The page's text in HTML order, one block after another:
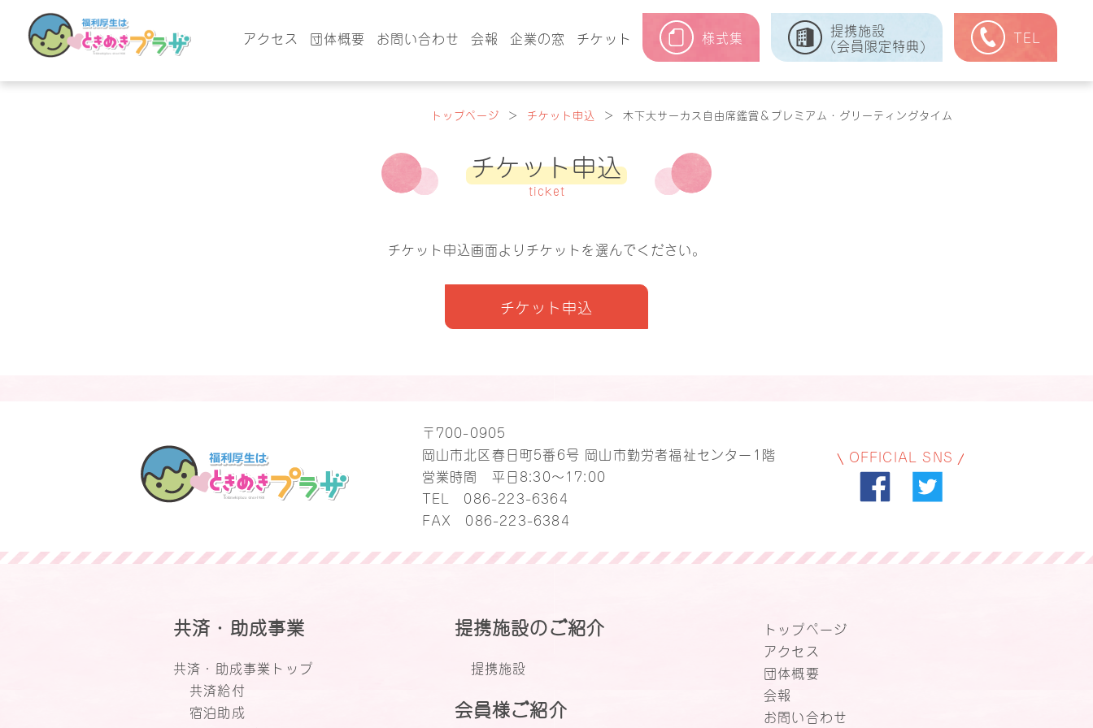
アクセス 団体概要 お問い合わせ 会報 企業の窓 チケット 様式集
提携施設
(会員限定特典)
TEL
トップページ ＞ チケット申込 ＞ 木下大サーカス自由席鑑賞＆プレミアム・グリーティングタイム
チケット申込
ticket
チケット申込画面より チケットを選んでください。
チケット申込
〒700-0905
岡山市北区春日町5番6号 岡山市勤労者福祉センター1階
営業時間 平日8:30～17:00
TEL 086-223-6364
FAX 086-223-6384
OFFICIAL SNS
共済・助成事業
共済・助成事業トップ
共済給付
宿泊助成
提携施設のご紹介
提携施設
会員様ご紹介
トップページ
アクセス
団体概要
会報
お問い合わせ